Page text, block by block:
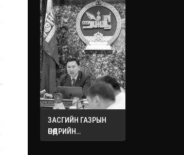
ЗАСГИЙН ГАЗРЫН
ӨНӨӨДРИЙН
ХУРАЛДААНААС